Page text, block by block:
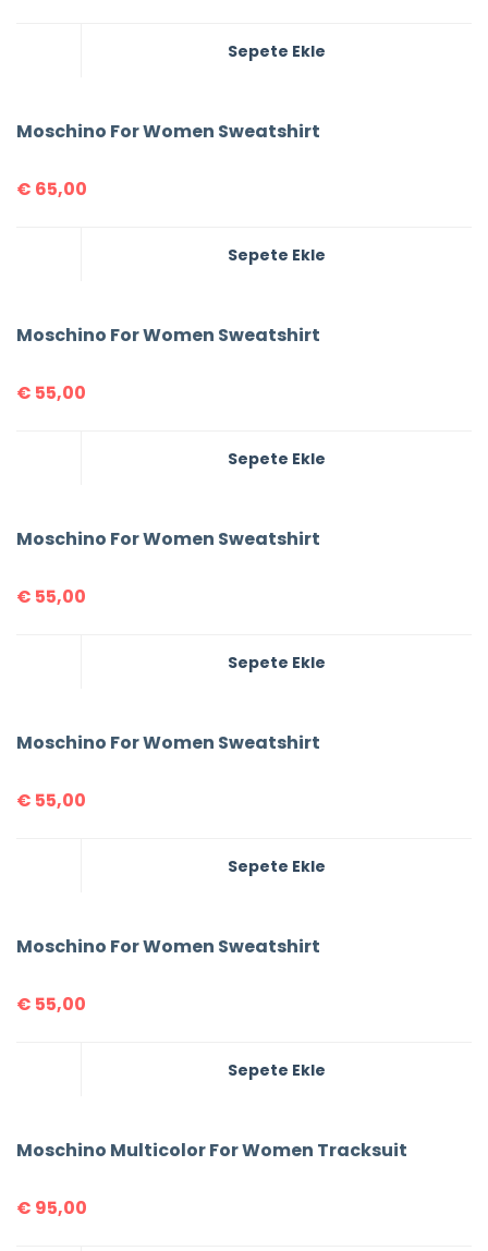
Sepete Ekle
Moschino For Women Sweatshirt
€ 65,00
Sepete Ekle
Moschino For Women Sweatshirt
€ 55,00
Sepete Ekle
Moschino For Women Sweatshirt
€ 55,00
Sepete Ekle
Moschino For Women Sweatshirt
€ 55,00
Sepete Ekle
Moschino For Women Sweatshirt
€ 55,00
Sepete Ekle
Moschino Multicolor For Women Tracksuit
€ 95,00